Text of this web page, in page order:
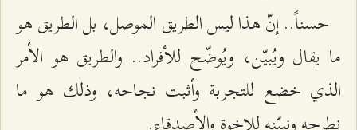
حسناً.. إنّ هذا ليس الطريق الموصل، بل الطريق هو
ما يقال ويُبيّن، ويُوضّح للأفراد.. والطريق هو الأمر
الذي خضع للتجربة وأثبت نجاحه، وذلك هو ما